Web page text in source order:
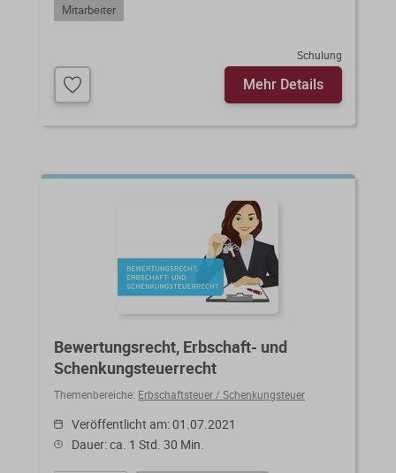
Mitarbeiter
Schulung
Mehr Details
Bewertungsrecht, Erbschaft- und
Schenkungsteuerrecht
Themenbereiche: Erbschaftsteuer / Schenkungsteuer
Veröffentlicht am: 01.07.2021
Dauer: ca. 1 Std. 30 Min.